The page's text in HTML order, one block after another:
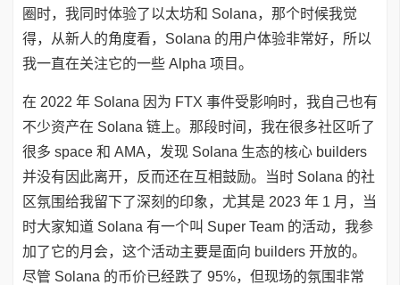
圈时，我同时体验了以太坊和 Solana，那个时候我觉
得，从新人的角度看，Solana 的用户体验非常好，所以
我一直在关注它的一些 Alpha 项目。
在 2022 年 Solana 因为 FTX 事件受影响时，我自己也有
不少资产在 Solana 链上。那段时间，我在很多社区听了
很多 space 和 AMA，发现 Solana 生态的核心 builders
并没有因此离开，反而还在互相鼓励。当时 Solana 的社
区氛围给我留下了深刻的印象，尤其是 2023 年 1 月，当
时大家知道 Solana 有一个叫 Super Team 的活动，我参
加了它的月会，这个活动主要是面向 builders 开放的。
尽管 Solana 的币价已经跌了 95%，但现场的氛围非常